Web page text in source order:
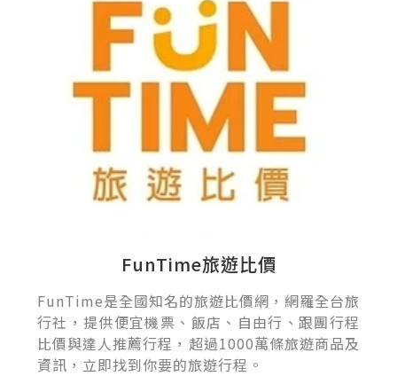
FunTime旅遊比價
FunTime是全國知名的旅遊比價網，網羅全台旅
行社，提供便宜機票、飯店、自由行、跟團行程
比價與達人推薦行程，超過1000萬條旅遊商品及
資訊，立即找到你要的旅遊行程。